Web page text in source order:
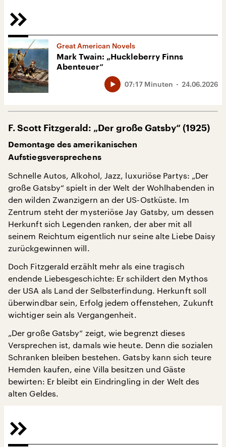
Great American Novels
Mark Twain: „Huckleberry Finns
Abenteuer“
24.06.2026
07:17 Minuten
F. Scott Fitzgerald: „Der große Gatsby“ (1925)
Demontage des amerikanischen
Aufstiegsversprechens
Schnelle Autos, Alkohol, Jazz, luxuriöse Partys: „Der
große Gatsby“ spielt in der Welt der Wohlhabenden in
den wilden Zwanzigern an der US-Ostküste. Im
Zentrum steht der mysteriöse Jay Gatsby, um dessen
Herkunft sich Legenden ranken, der aber mit all
seinem Reichtum eigentlich nur seine alte Liebe Daisy
zurückgewinnen will.
Doch Fitzgerald erzählt mehr als eine tragisch
endende Liebesgeschichte: Er schildert den Mythos
der USA als Land der Selbsterfindung. Herkunft soll
überwindbar sein, Erfolg jedem offenstehen, Zukunft
wichtiger sein als Vergangenheit.
„Der große Gatsby“ zeigt, wie begrenzt dieses
Versprechen ist, damals wie heute. Denn die sozialen
Schranken bleiben bestehen. Gatsby kann sich teure
Hemden kaufen, eine Villa besitzen und Gäste
bewirten: Er bleibt ein Eindringling in der Welt des
alten Geldes.